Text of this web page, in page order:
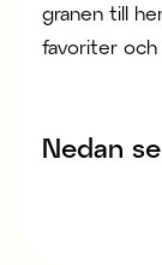
granen till
favoriter och
Nedan